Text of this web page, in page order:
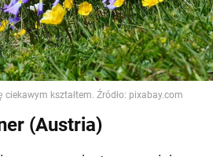
(Austria)